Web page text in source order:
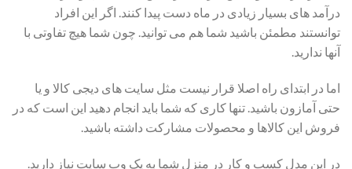
درآمد های بسیار زیادی در ماه دست پیدا کنند. اگر این افراد
توانستند مطمئن باشید شما هم می توانید. چون شما هیچ تفاوتی با
آنها ندارید.
اما در ابتدای راه اصلا قرار نیست مثل سایت های دیجی کالا و یا
حتی آمازون باشید. تنها کاری که شما باید انجام دهید این است که در
فروش این کالاها و محصولات مشارکت داشته باشید.
در این مدل کسب و کار در منزل شما به یک وب سایت نیاز دارید.